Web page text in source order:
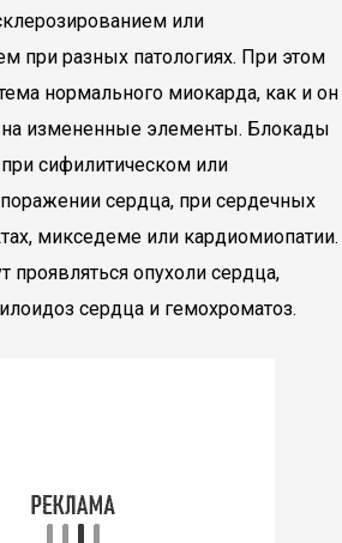
или
при разных патологиях. При этом
нормального миокарда, как и он
на измененные элементы. Блокады
при сифилитическом или
сердца, при сердечных
микседеме или кардиомиопатии.
проявляться опухоли сердца,
сердца и гемохроматоз.